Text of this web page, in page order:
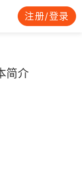
注册/登录
简介